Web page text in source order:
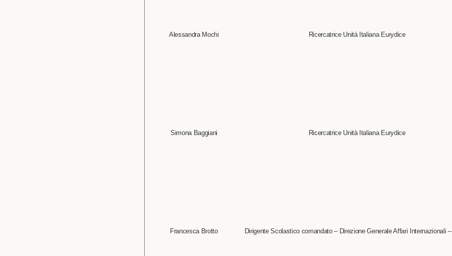
Alessandra Mochi Ricercatrice Unità Italiana Eurydice
Simona Baggiani Ricercatrice Unità Italiana Eurydice
Francesca Brotto Dirigente Scolastico comandato – Direzione Generale Affari Internazionali